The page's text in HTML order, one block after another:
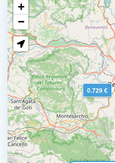
0.729 €
+
−